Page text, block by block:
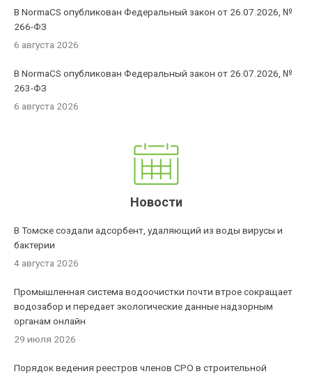
В NormaCS опубликован Федеральный закон от 26.07.2026, №
266-ФЗ
6 августа 2026
В NormaCS опубликован Федеральный закон от 26.07.2026, №
263-ФЗ
6 августа 2026
Новости
В Томске создали адсорбент, удаляющий из воды вирусы и
бактерии
4 августа 2026
Промышленная система водоочистки почти втрое сокращает
водозабор и передает экологические данные надзорным
органам онлайн
29 июля 2026
Порядок ведения реестров членов СРО в строительной